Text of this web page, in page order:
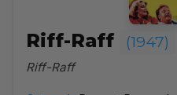
Riff-Raff (1947)
Riff-Raff